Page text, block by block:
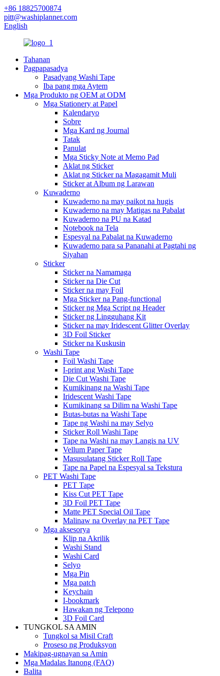
+86 18825700874
pitt@washiplanner.com
English
Tahanan
Pagpapasadya
Pasadyang Washi Tape
Iba pang mga Aytem
Mga Produkto ng OEM at ODM
Mga Stationery at Papel
Kalendaryo
Sobre
Mga Kard ng Journal
Tatak
Panulat
Mga Sticky Note at Memo Pad
Aklat ng Sticker
Aklat ng Sticker na Magagamit Muli
Sticker at Album ng Larawan
Kuwaderno
Kuwaderno na may paikot na hugis
Kuwaderno na may Matigas na Pabalat
Kuwaderno na PU na Katad
Notebook na Tela
Espesyal na Pabalat na Kuwaderno
Kuwaderno para sa Pananahi at Pagtahi ng
Siyahan
Sticker
Sticker na Namamaga
Sticker na Die Cut
Sticker na may Foil
Mga Sticker na Pang-functional
Sticker ng Mga Script ng Header
Sticker ng Lingguhang Kit
Sticker na may Iridescent Glitter Overlay
3D Foil Sticker
Sticker na Kuskusin
Washi Tape
Foil Washi Tape
I-print ang Washi Tape
Die Cut Washi Tape
Kumikinang na Washi Tape
Iridescent Washi Tape
Kumikinang sa Dilim na Washi Tape
Butas-butas na Washi Tape
Tape ng Washi na may Selyo
Sticker Roll Washi Tape
Tape na Washi na may Langis na UV
Vellum Paper Tape
Masusulatang Sticker Roll Tape
Tape na Papel na Espesyal sa Tekstura
PET Washi Tape
PET Tape
Kiss Cut PET Tape
3D Foil PET Tape
Matte PET Special Oil Tape
Malinaw na Overlay na PET Tape
Mga aksesorya
Klip na Akrilik
Washi Stand
Washi Card
Selyo
Mga Pin
Mga patch
Keychain
I-bookmark
Hawakan ng Telepono
3D Foil Card
TUNGKOL SA AMIN
Tungkol sa Misil Craft
Proseso ng Produksyon
Makipag-ugnayan sa Amin
Mga Madalas Itanong (FAQ)
Balita